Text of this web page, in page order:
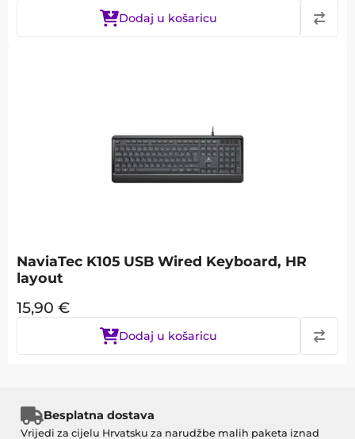
Dodaj u košaricu
NaviaTec K105 USB Wired Keyboard, HR
layout
15,90 €
Dodaj u košaricu
Besplatna dostava
Vrijedi za cijelu Hrvatsku za narudžbe malih paketa iznad